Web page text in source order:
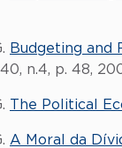
Budgeting and
n.4, p. 48,
The Political
A Moral da